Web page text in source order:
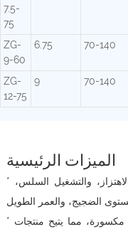
7.5-
75
ZG-
9-60
6.75 70-140
ZG-
12-75
9 70-140
الميزات الرئيسية
* يتم تشغيل مصدر الاهتزاز بواسطة محرك الاهتزاز، والتشغيل السلس،
* التماثل المميع، لا توجد فجوات ميتة وظاهرة مكسورة، مما يتيح منتجات